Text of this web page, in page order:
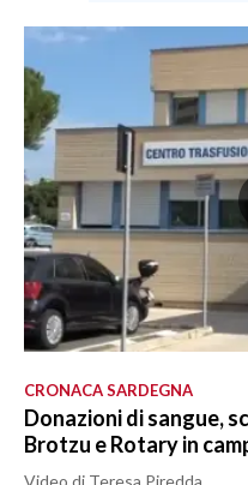
CRONACA SARDEGNA
Donazioni di sangue,
Brotzu e Rotary in
Video di Teresa Piredda